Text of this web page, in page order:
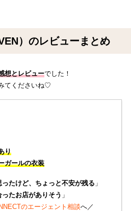
）のレビューまとめ
想とレビューでした！
てくださいね♡
り
ガールの衣装
たけど、ちょっと不安が残る 」
たお店がありそう 」
のエージェント相談へ／